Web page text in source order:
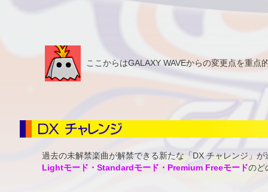
ここからはGALAXY WAVEからの変更点を重
過去の未解禁楽曲が解禁できる新たな「DX チャレンジ」が
Lightモード・Standardモード・Premium Freeモードのど